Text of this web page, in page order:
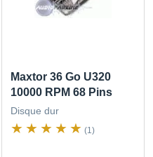
Maxtor 36 Go U320
10000 RPM 68 Pins
Disque dur
(1)